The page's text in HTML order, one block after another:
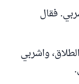
فقال
واشربي